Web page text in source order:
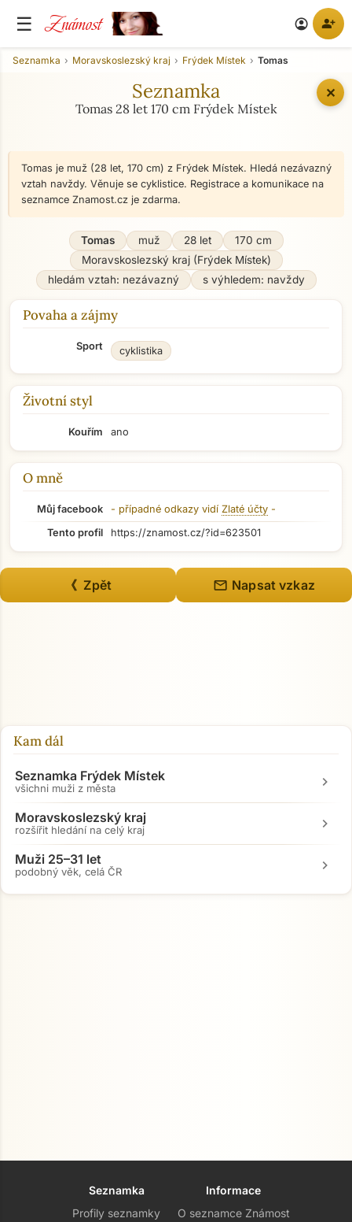
☰ Známost account_circle person_add
✕
Seznamka Moravskoslezský kraj Frýdek Místek Tomas
Seznamka
Tomas 28 let 170 cm Frýdek Místek
Tomas je muž (28 let, 170 cm) z Frýdek Místek. Hledá nezávazný
vztah navždy. Věnuje se cyklistice. Registrace a komunikace na
seznamce Znamost.cz je zdarma.
Tomas muž 28 let
170 cm
Moravskoslezský kraj (Frýdek Místek)
hledám vztah: nezávazný
s výhledem: navždy
Povaha a zájmy
Sport cyklistika
Životní styl
Kouřím ano
O mně
Můj facebook - případné odkazy vidí Zlaté účty -
Tento profil
https://znamost.cz/?id=623501
《 Zpět mail Napsat vzkaz
Kam dál
Seznamka Frýdek Místek
všichni muži z města chevron_right
Moravskoslezský kraj
rozšířit hledání na celý kraj chevron_right
Muži 25–31 let
podobný věk, celá ČR chevron_right
Seznamka
Profily seznamky
Informace
O seznamce Známost